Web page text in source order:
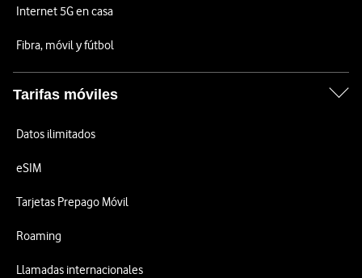
Internet 5G en casa
Fibra, móvil y fútbol
Tarifas móviles
Datos ilimitados
eSIM
Tarjetas Prepago Móvil
Roaming
Llamadas internacionales